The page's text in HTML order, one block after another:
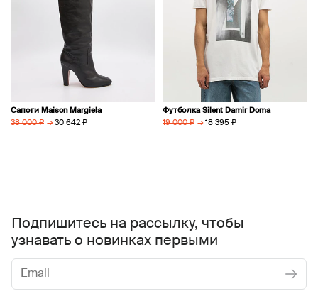
Сапоги Maison Margiela
38 000 ₽ → 30 642 ₽
Футболка Silent Damir Doma
19 000 ₽ → 18 395 ₽
Подпишитесь на рассылку, чтобы
узнавать о новинках первыми